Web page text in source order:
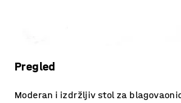
Pregled
Moderan i izdržljiv stol za